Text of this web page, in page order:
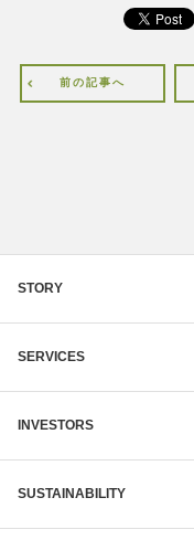
前の記事へ
STORY
SERVICES
INVESTORS
SUSTAINABILITY